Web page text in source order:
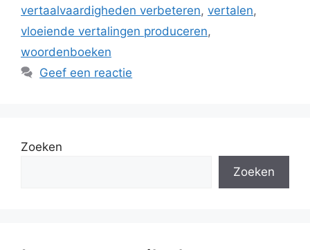
vertaalvaardigheden verbeteren, vertalen,
vloeiende vertalingen produceren,
woordenboeken
Geef een reactie
Zoeken
Zoeken